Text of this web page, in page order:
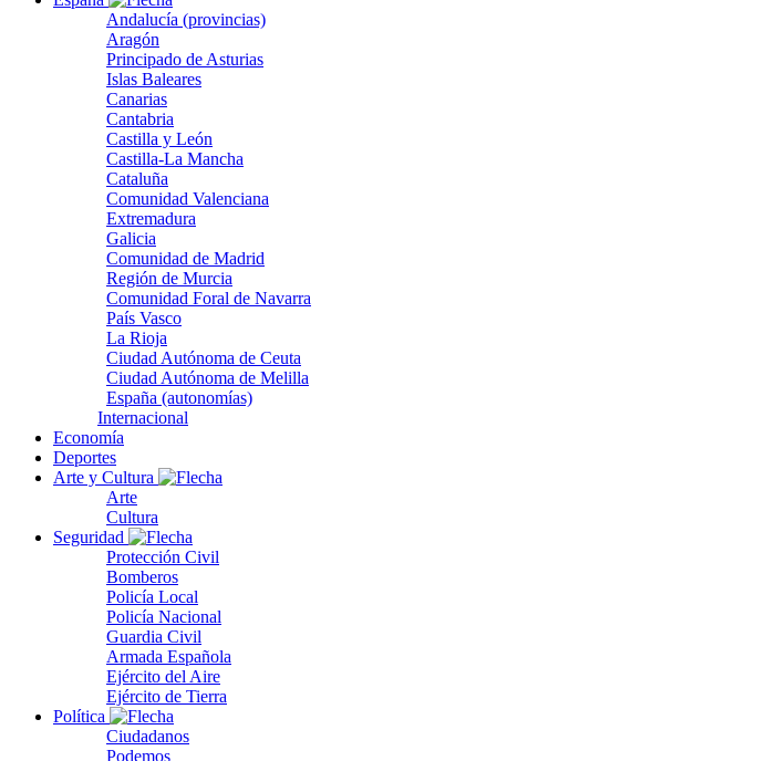
Andalucía (provincias)
Aragón
Principado de Asturias
Islas Baleares
Canarias
Cantabria
Castilla y León
Castilla-La Mancha
Cataluña
Comunidad Valenciana
Extremadura
Galicia
Comunidad de Madrid
Región de Murcia
Comunidad Foral de Navarra
País Vasco
La Rioja
Ciudad Autónoma de Ceuta
Ciudad Autónoma de Melilla
España (autonomías)
Internacional
Economía
Deportes
Arte y Cultura
Arte
Cultura
Seguridad
Protección Civil
Bomberos
Policía Local
Policía Nacional
Guardia Civil
Armada Española
Ejército del Aire
Ejército de Tierra
Política
Ciudadanos
Podemos